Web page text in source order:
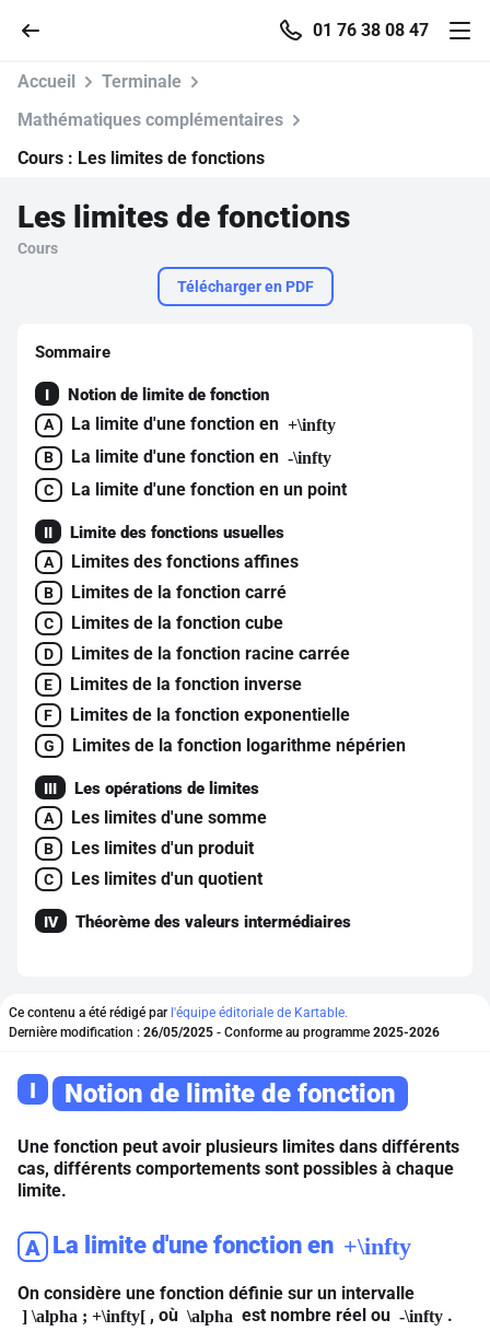
01 76 38 08 47
Se connecter
S'inscrire gratuitement
Pour profiter de 10 contenus offerts.
Accueil
Terminale
Mathématiques complémentaires
Cours : Les limites de fonctions
Les limites de fonctions
Cours
Télécharger en PDF
Sommaire
I Notion de limite de fonction
A La limite d'une fonction en +\infty
B
La limite d'une fonction en -\infty
C
La limite d'une fonction en un point
II Limite des fonctions usuelles
A Limites des fonctions affines
B Limites de la fonction carré
C Limites de la fonction cube
D Limites de la fonction racine carrée
E Limites de la fonction inverse
F Limites de la fonction exponentielle
G Limites de la fonction logarithme népérien
III Les opérations de limites
A Les limites d'une somme
B Les limites d'un produit
C Les limites d'un quotient
IV Théorème des valeurs intermédiaires
Ce contenu a été rédigé par l'équipe éditoriale de Kartable.
Dernière modification : 26/05/2025 - Conforme au programme 2025-2026
I Notion de limite de fonction
Une fonction peut avoir plusieurs limites dans différents
cas, différents comportements sont possibles à chaque
limite.
A La limite d'une fonction en +\infty
On considère une fonction définie sur un intervalle
] \alpha ; +\infty[ , où \alpha est nombre réel ou -\infty .